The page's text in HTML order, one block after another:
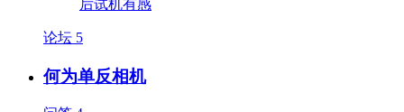
论坛 5
何为单反相机